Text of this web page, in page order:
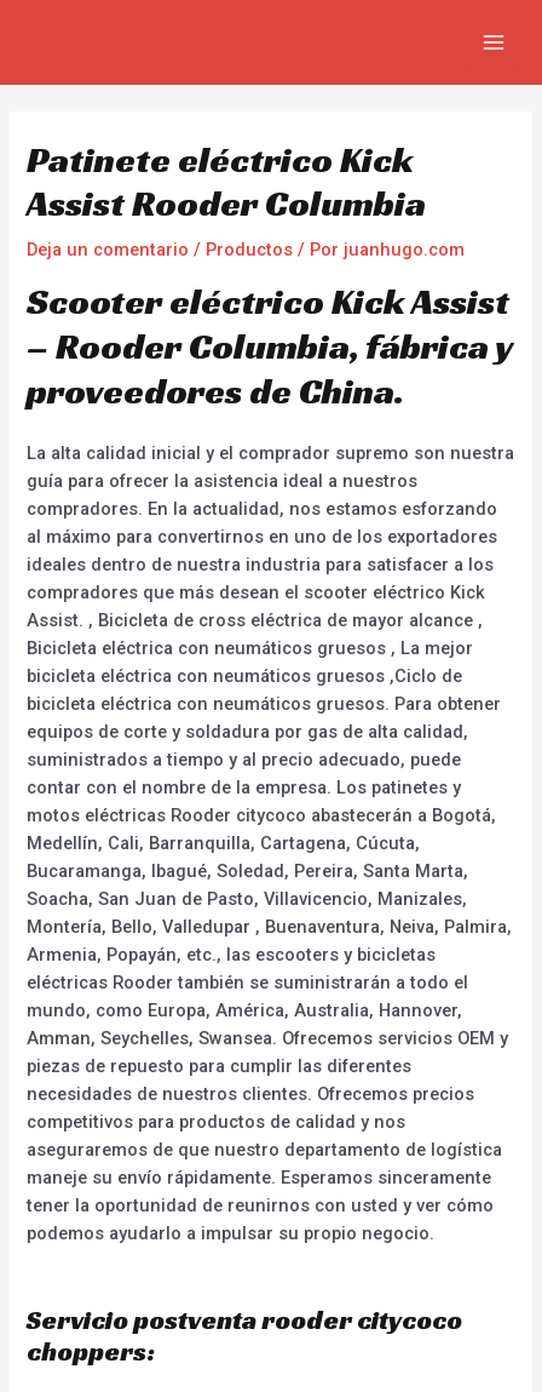
Patinete eléctrico Kick
Assist Rooder Columbia
Deja un comentario / Productos / Por juanhugo.com
Scooter eléctrico Kick Assist
– Rooder Columbia, fábrica y
proveedores de China.
La alta calidad inicial y el comprador supremo son nuestra
guía para ofrecer la asistencia ideal a nuestros
compradores. En la actualidad, nos estamos esforzando
al máximo para convertirnos en uno de los exportadores
ideales dentro de nuestra industria para satisfacer a los
compradores que más desean el scooter eléctrico Kick
Assist. , Bicicleta de cross eléctrica de mayor alcance ,
Bicicleta eléctrica con neumáticos gruesos , La mejor
bicicleta eléctrica con neumáticos gruesos ,Ciclo de
bicicleta eléctrica con neumáticos gruesos. Para obtener
equipos de corte y soldadura por gas de alta calidad,
suministrados a tiempo y al precio adecuado, puede
contar con el nombre de la empresa. Los patinetes y
motos eléctricas Rooder citycoco abastecerán a Bogotá,
Medellín, Cali, Barranquilla, Cartagena, Cúcuta,
Bucaramanga, Ibagué, Soledad, Pereira, Santa Marta,
Soacha, San Juan de Pasto, Villavicencio, Manizales,
Montería, Bello, Valledupar , Buenaventura, Neiva, Palmira,
Armenia, Popayán, etc., las escooters y bicicletas
eléctricas Rooder también se suministrarán a todo el
mundo, como Europa, América, Australia, Hannover,
Amman, Seychelles, Swansea. Ofrecemos servicios OEM y
piezas de repuesto para cumplir las diferentes
necesidades de nuestros clientes. Ofrecemos precios
competitivos para productos de calidad y nos
aseguraremos de que nuestro departamento de logística
maneje su envío rápidamente. Esperamos sinceramente
tener la oportunidad de reunirnos con usted y ver cómo
podemos ayudarlo a impulsar su propio negocio.
Servicio postventa rooder citycoco
choppers: